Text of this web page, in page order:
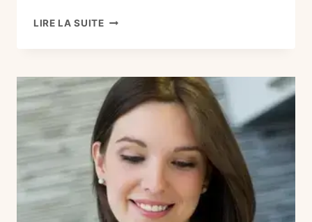
LIRE LA SUITERECRUTEMENT
LE
SECRET
INFAILLIBLE
POUR
RECRUTER
EN
AUTOMATIQUE